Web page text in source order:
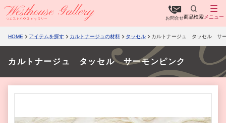
お問合せ商品検索 メニュー
HOME アイテムを探す カルトナージュの材料 タッセル カルトナージュ タッセル サ
カルトナージュ タッセル サーモンピンク